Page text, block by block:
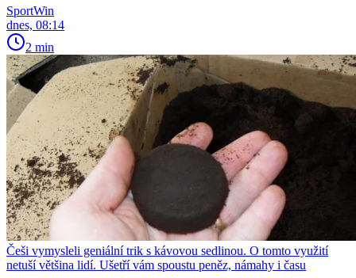
SportWin
dnes, 08:14
2 min
Češi vymysleli geniální trik s kávovou sedlinou. O tomto využití
netuší většina lidí. Ušetří vám spoustu peněz, námahy i času